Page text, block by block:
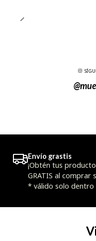
Envío grastis
¡Obtén tus
GRATIS al comprar
* válido solo dentro